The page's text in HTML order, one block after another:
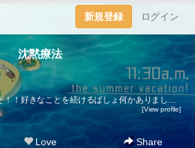
新規登録 ログイン
沈黙療法
お絵描きするぞ！！好きなことを続けるばしょ何かありましたら下記の方へお願い致します！ご質問ボックス(https://peing.net/ja/harapekopeko)
[View profile]
Love Share